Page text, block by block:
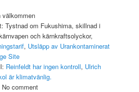
välkommen
Tystnad om Fukushima, skillnad i
och kärnkraftsolyckor,
, Utsläpp av Urankontaminerat
Site
Reinfeldt har ingen kontroll, Ulrich
är klimatvänlig.
No comment